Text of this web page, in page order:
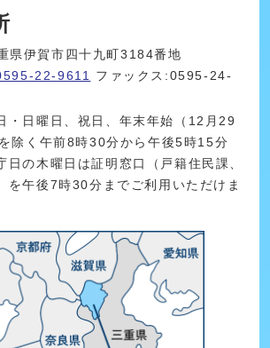
県伊賀市四十九町3184番地
22-9611
ファックス:0595-24-
・日曜日、祝日、年末年始（12月29
除く午前8時30分から午後5時15分
日の木曜日は証明窓口（戸籍住民課、
を午後7時30分までご利用いただけま